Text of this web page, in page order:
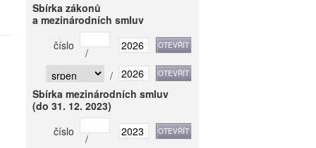
Sbírka zákonů
a mezinárodních smluv
číslo
/
/
Sbírka mezinárodních smluv
(do 31. 12. 2023)
číslo
/